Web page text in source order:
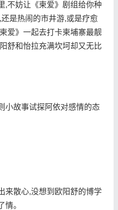
妨让《柬爱》剧组给你种
是热闹的市井游,或是疗愈
爱》一起去打卡柬埔寨最靓
舒和怡拉充满坎坷却又无比
故事试探阿依对感情的态
散心,没想到欧阳舒的博学
情。